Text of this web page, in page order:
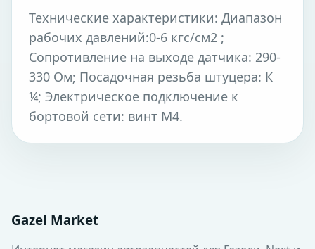
Технические характеристики: Диапазон
рабочих давлений:0-6 кгс/см2 ;
Сопротивление на выходе датчика: 290-
330 Ом; Посадочная резьба штуцера: К
¼; Электрическое подключение к
бортовой сети: винт М4.
Gazel Market